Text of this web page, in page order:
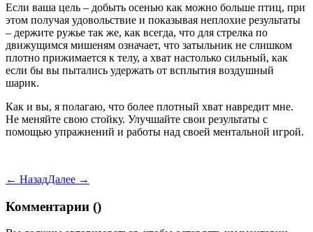
Если ваша цель – добыть осенью как можно больше птиц, при
этом получая удовольствие и показывая неплохие результаты
– держите ружье так же, как всегда, что для стрелка по
движущимся мишеням означает, что затыльник не слишком
плотно прижимается к телу, а хват настолько сильный, как
если бы вы пытались удержать от всплытия воздушный
шарик.
Как и вы, я полагаю, что более плотный хват навредит мне.
Не меняйте свою стойку. Улучшайте свои результаты с
помощью упражнений и работы над своей ментальной игрой.
← НазадДалее →
Комментарии ()